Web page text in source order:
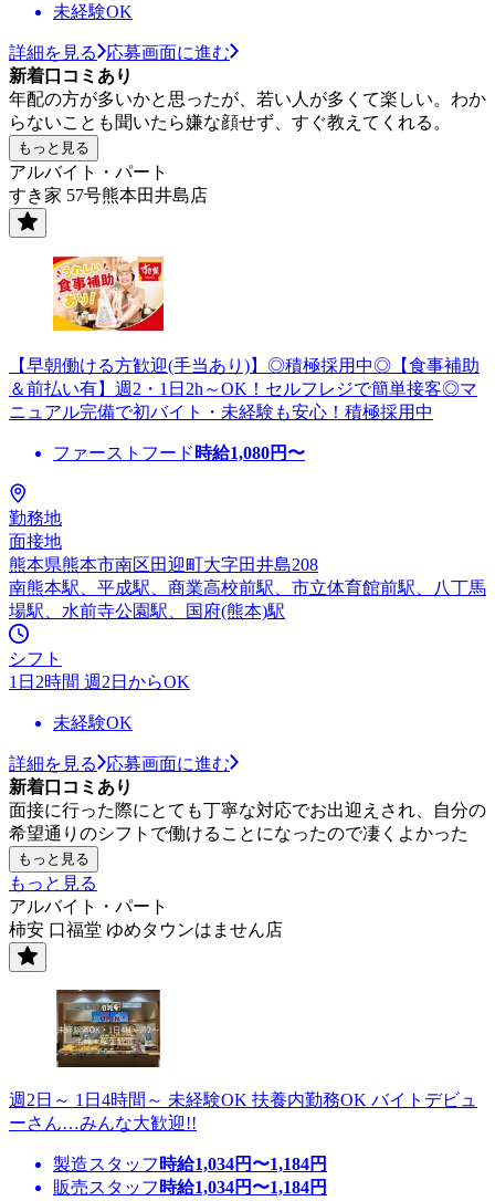
未経験OK
詳細を見る
応募画面に進む
新着口コミあり
年配の方が多いかと思ったが、若い人が多くて楽しい。わか
らないことも聞いたら嫌な顔せず、すぐ教えてくれる。
もっと見る
アルバイト・パート
すき家 57号熊本田井島店
【早朝働ける方歓迎(手当あり)】◎積極採用中◎【食事補助
＆前払い有】週2・1日2h～OK！セルフレジで簡単接客◎マ
ニュアル完備で初バイト・未経験も安心！積極採用中
ファーストフード 時給1,080円〜
勤務地
面接地
熊本県熊本市南区田迎町大字田井島208
南熊本駅、平成駅、商業高校前駅、市立体育館前駅、八丁馬
場駅、水前寺公園駅、国府(熊本)駅
シフト
1日2時間 週2日からOK
未経験OK
詳細を見る
応募画面に進む
新着口コミあり
面接に行った際にとても丁寧な対応でお出迎えされ、自分の
希望通りのシフトで働けることになったので凄くよかった
もっと見る
もっと見る
アルバイト・パート
柿安 口福堂 ゆめタウンはません店
週2日～ 1日4時間～ 未経験OK 扶養内勤務OK バイトデビュ
ーさん…みんな大歓迎!!
製造スタッフ 時給1,034円〜1,184円
販売スタッフ 時給1,034円〜1,184円